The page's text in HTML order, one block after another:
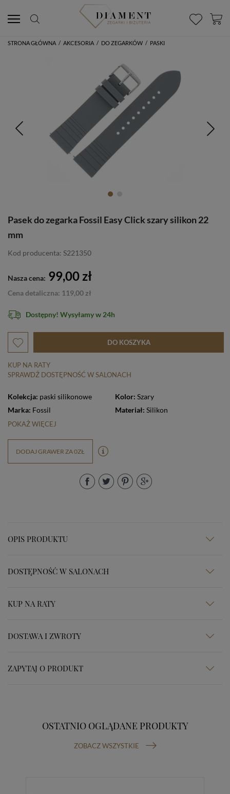
STRONA GŁÓWNA / AKCESORIA / DO ZEGARKÓW / PASKI
Pasek do zegarka Fossil Easy Click szary silikon 22
mm
Kod producenta: S221350
Nasza cena: 99,00 zł
Cena detaliczna: 119,00 zł
Dostępny! Wysyłamy w 24h
DO KOSZYKA
KUP NA RATY
SPRAWDŹ DOSTĘPNOŚĆ W SALONACH
Kolekcja: paski silikonowe Kolor: Szary
Marka: Fossil Materiał: Silikon
POKAŻ WIĘCEJ
DODAJ GRAWER ZA 0ZŁ
OPIS PRODUKTU
DOSTĘPNOŚĆ W SALONACH
KUP NA RATY
DOSTAWA I ZWROTY
ZAPYTAJ O PRODUKT
OSTATNIO OGLĄDANE PRODUKTY
ZOBACZ WSZYSTKIE